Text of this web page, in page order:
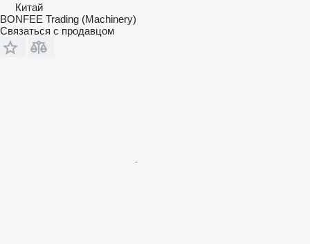
Китай
BONFEE Trading (Machinery)
Связаться с продавцом